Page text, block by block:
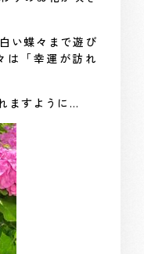
い蝶々まで遊び
は「幸運が訪れ
ますように…